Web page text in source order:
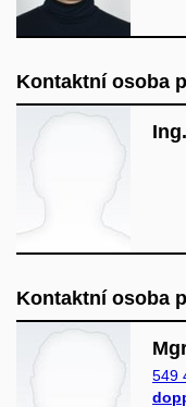
Kontaktní osoba
Kontaktní osoba
549